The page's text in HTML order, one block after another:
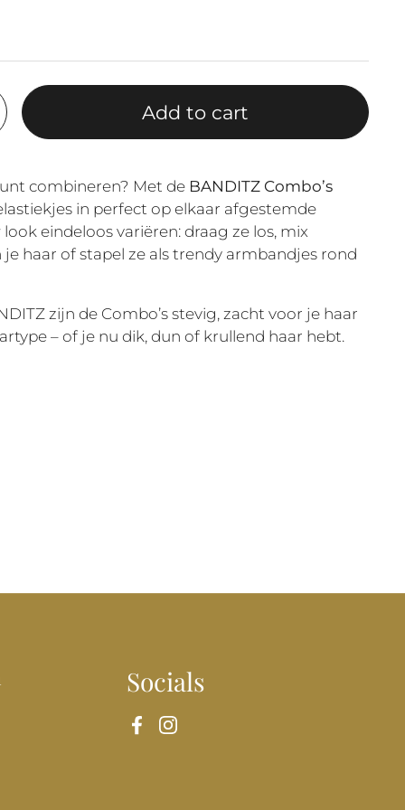
Add to cart
combineren? Met de BANDITZ Combo’s
in perfect op elkaar afgestemde
eindeloos variëren: draag ze los, mix
haar of stapel ze als trendy armbandjes rond
zijn de Combo’s stevig, zacht voor je haar
– of je nu dik, dun of krullend haar hebt.
Socials
Facebook
Instagram